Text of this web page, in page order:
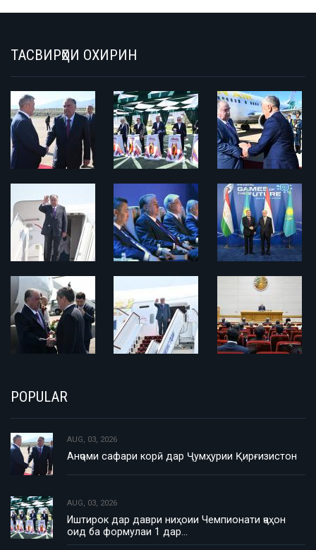
ТАСВИРҲОИ ОХИРИН
POPULAR
AUG, 03, 2026
Анҷоми сафари корӣ дар Ҷумҳурии Қирғизистон
AUG, 03, 2026
Иштирок дар даври ниҳоии Чемпионати ҷаҳон
оид ба формулаи 1 дар…